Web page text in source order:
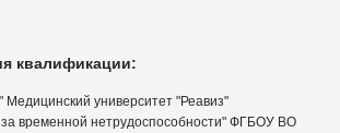
квалификации:
Медицинский университет "Реавиз"
временной нетрудоспособности" ФГБОУ ВО